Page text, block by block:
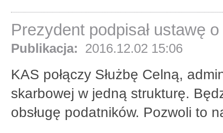
Prezydent podpisał ustawę
Publikacja: 2016.12.02 15:06
KAS połączy Służbę Celną,
skarbowej w jedną strukturę.
obsługę podatników. Pozwoli to